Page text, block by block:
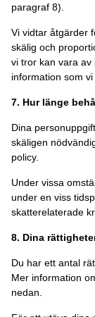
paragraf 8).
Vi vidtar åtgärder
skälig och
vi tror kan vara av
information som vi
7. Hur länge
Dina
skäligen
policy.
Under vissa
under en viss
skatterelaterade
8. Dina
Du har ett antal
Mer information
nedan.